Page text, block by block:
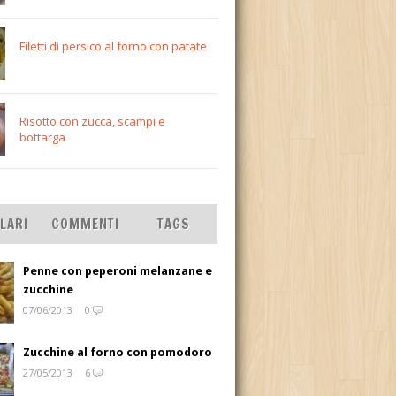
Filetti di persico al forno con patate
Risotto con zucca, scampi e
bottarga
COMMENTI TAGS
Penne con peperoni melanzane e
zucchine
07/06/2013
0
Zucchine al forno con pomodoro
27/05/2013
6